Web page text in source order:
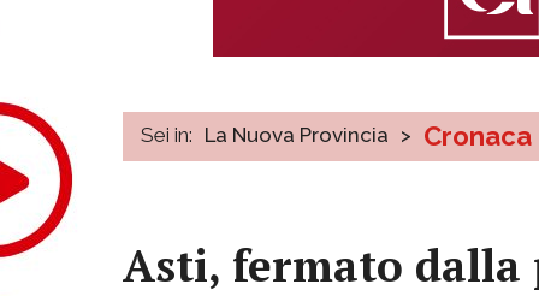
Sei in: La Nuova Provincia > Cronaca
Asti, fermato